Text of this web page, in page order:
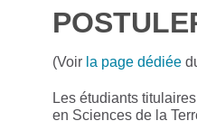
(Voir la page dédiée
Les étudiants
en Sciences de la